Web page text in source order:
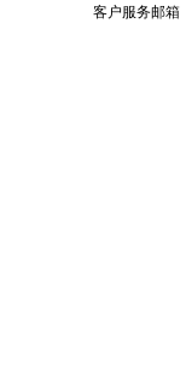
客户服务邮箱